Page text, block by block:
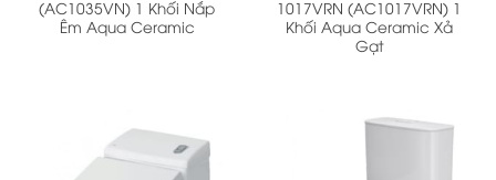
(AC1035VN) 1 Khối Nắp
Êm Aqua Ceramic
1017VRN (AC1017VRN) 1
Khối Aqua Ceramic Xả
Gạt